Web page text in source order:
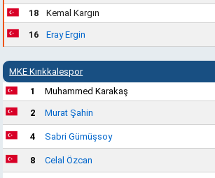
18
Kemal Kargın
16 Eray Ergin
MKE Kırıkkalespor
1
Muhammed Karakaş
2 Murat Şahin
4 Sabri Gümüşsoy
8 Celal Özcan